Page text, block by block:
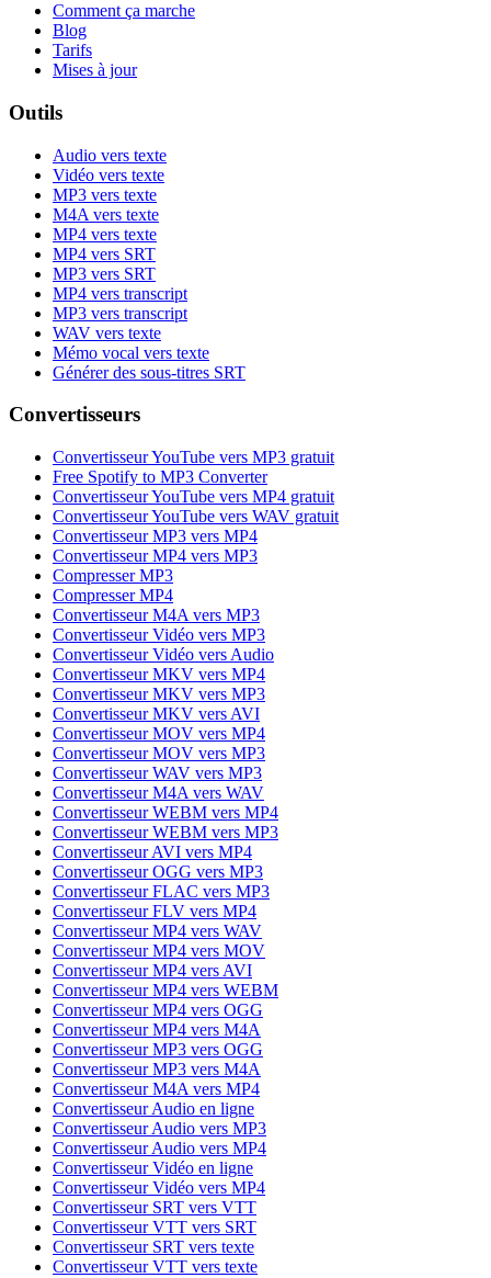
Comment ça marche
Blog
Tarifs
Mises à jour
Outils
Audio vers texte
Vidéo vers texte
MP3 vers texte
M4A vers texte
MP4 vers texte
MP4 vers SRT
MP3 vers SRT
MP4 vers transcript
MP3 vers transcript
WAV vers texte
Mémo vocal vers texte
Générer des sous-titres SRT
Convertisseurs
Convertisseur YouTube vers MP3 gratuit
Free Spotify to MP3 Converter
Convertisseur YouTube vers MP4 gratuit
Convertisseur YouTube vers WAV gratuit
Convertisseur MP3 vers MP4
Convertisseur MP4 vers MP3
Compresser MP3
Compresser MP4
Convertisseur M4A vers MP3
Convertisseur Vidéo vers MP3
Convertisseur Vidéo vers Audio
Convertisseur MKV vers MP4
Convertisseur MKV vers MP3
Convertisseur MKV vers AVI
Convertisseur MOV vers MP4
Convertisseur MOV vers MP3
Convertisseur WAV vers MP3
Convertisseur M4A vers WAV
Convertisseur WEBM vers MP4
Convertisseur WEBM vers MP3
Convertisseur AVI vers MP4
Convertisseur OGG vers MP3
Convertisseur FLAC vers MP3
Convertisseur FLV vers MP4
Convertisseur MP4 vers WAV
Convertisseur MP4 vers MOV
Convertisseur MP4 vers AVI
Convertisseur MP4 vers WEBM
Convertisseur MP4 vers OGG
Convertisseur MP4 vers M4A
Convertisseur MP3 vers OGG
Convertisseur MP3 vers M4A
Convertisseur M4A vers MP4
Convertisseur Audio en ligne
Convertisseur Audio vers MP3
Convertisseur Audio vers MP4
Convertisseur Vidéo en ligne
Convertisseur Vidéo vers MP4
Convertisseur SRT vers VTT
Convertisseur VTT vers SRT
Convertisseur SRT vers texte
Convertisseur VTT vers texte